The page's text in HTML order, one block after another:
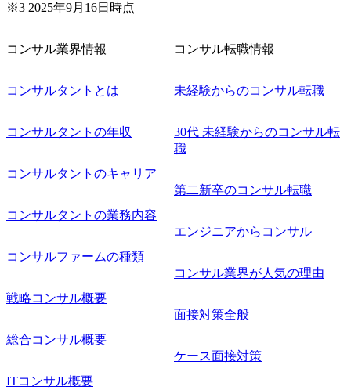
※3 2025年9月16日時点
コンサル業界情報
コンサルタントとは
コンサルタントの年収
コンサルタントのキャリア
コンサルタントの業務内容
コンサルファームの種類
戦略コンサル概要
総合コンサル概要
ITコンサル概要
コンサル転職情報
未経験からのコンサル転職
30代 未経験からのコンサル転
職
第二新卒のコンサル転職
エンジニアからコンサル
コンサル業界が人気の理由
面接対策全般
ケース面接対策